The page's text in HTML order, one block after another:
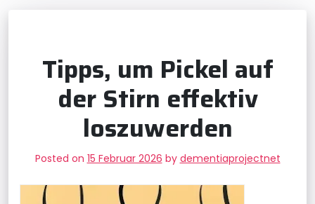
Tipps, um Pickel auf
der Stirn effektiv
loszuwerden
Posted on 15 Februar 2026 by dementiaprojectnet